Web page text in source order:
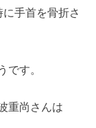
手首を骨折さ
です。
重尚さんは